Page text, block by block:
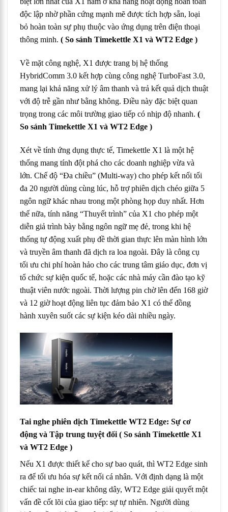
độc lập nhờ phần cứng mạnh mẽ được tích hợp sẵn, loại
bỏ hoàn toàn sự phụ thuộc vào ứng dụng trên điện thoại
thông minh. ( So sánh Timekettle X1 và WT2 Edge )
Về mặt công nghệ, X1 được trang bị hệ thống
HybridComm 3.0 kết hợp cùng công nghệ TurboFast 3.0,
mang lại khả năng xử lý âm thanh và trả kết quả dịch thuật
với độ trễ gần như bằng không. Điều này đặc biệt quan
trọng trong các môi trường giao tiếp có nhịp độ nhanh. (
So sánh Timekettle X1 và WT2 Edge )
Xét về tính ứng dụng thực tế, Timekettle X1 là một hệ
thống mang tính đột phá cho các doanh nghiệp vừa và
lớn. Chế độ “Đa chiều” (Multi-way) cho phép kết nối tối
đa 20 người dùng cùng lúc, hỗ trợ phiên dịch chéo giữa 5
ngôn ngữ khác nhau trong một phòng họp duy nhất. Hơn
thế nữa, tính năng “Thuyết trình” của X1 cho phép một
diễn giả trình bày bằng ngôn ngữ mẹ đẻ, trong khi hệ
thống tự động xuất phụ đề thời gian thực lên màn hình lớn
và truyền âm thanh đã dịch ra loa ngoài. Đây là công cụ
tối ưu chi phí hoàn hảo cho các trung tâm giáo dục, đơn vị
tổ chức sự kiện quốc tế, hoặc các nhà máy cần đào tạo kỹ
thuật viên nước ngoài. Thời lượng pin chờ lên đến 168 giờ
và 12 giờ hoạt động liên tục đảm bảo X1 có thể đồng
hành xuyên suốt các sự kiện kéo dài nhiều ngày.
Tai nghe phiên dịch Timekettle WT2 Edge: Sự cơ
động và Tập trung tuyệt đối ( So sánh Timekettle X1
và WT2 Edge )
Nếu X1 được thiết kế cho sự bao quát, thì WT2 Edge sinh
ra để tối ưu hóa sự kết nối cá nhân. Với định dạng là một
chiếc tai nghe in-ear không dây, WT2 Edge giải quyết một
vấn đề cốt lõi của giao tiếp: sự tự nhiên. Người dùng